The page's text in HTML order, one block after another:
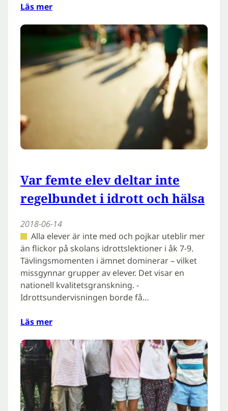
Läs mer
Var femte elev deltar inte
regelbundet i idrott och hälsa
2018-06-14
Alla elever är inte med och pojkar uteblir mer
än flickor på skolans idrottslektioner i åk 7-9.
Tävlingsmomenten i ämnet dominerar – vilket
missgynnar grupper av elever. Det visar en
nationell kvalitetsgranskning. -
Idrottsundervisningen borde få…
Läs mer